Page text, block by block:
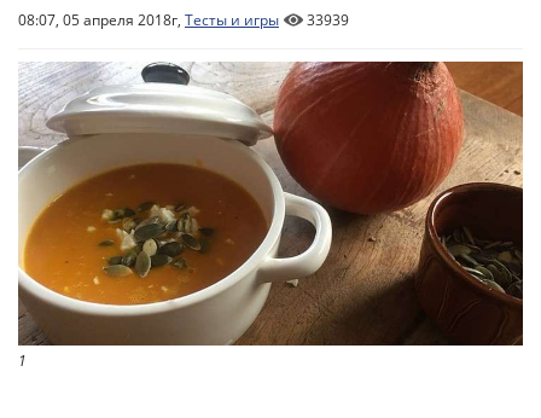
08:07, 05 апреля 2018г, Тесты и игры 33939
1